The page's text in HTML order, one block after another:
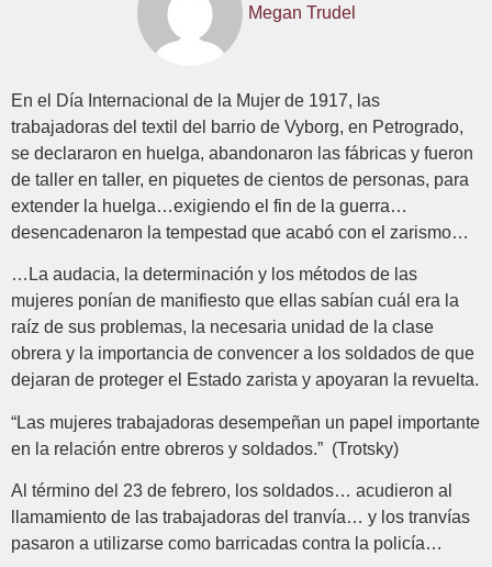
Megan Trudel
En el Día Internacional de la Mujer de 1917, las
trabajadoras del textil del barrio de Vyborg, en Petrogrado,
se declararon en huelga, abandonaron las fábricas y fueron
de taller en taller, en piquetes de cientos de personas, para
extender la huelga…exigiendo el fin de la guerra…
desencadenaron la tempestad que acabó con el zarismo…
…La audacia, la determinación y los métodos de las
mujeres ponían de manifiesto que ellas sabían cuál era la
raíz de sus problemas, la necesaria unidad de la clase
obrera y la importancia de convencer a los soldados de que
dejaran de proteger el Estado zarista y apoyaran la revuelta.
“Las mujeres trabajadoras desempeñan un papel importante
en la relación entre obreros y soldados.” (Trotsky)
Al término del 23 de febrero, los soldados… acudieron al
llamamiento de las trabajadoras del tranvía… y los tranvías
pasaron a utilizarse como barricadas contra la policía…